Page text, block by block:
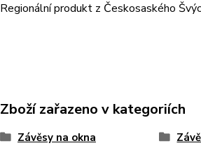
Regionální produkt z Českosaského
Zboží zařazeno v kategoriích
Závěsy na okna